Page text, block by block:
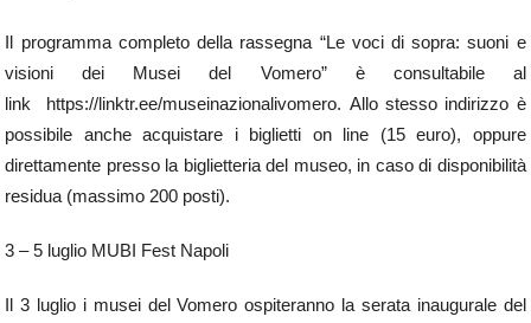
Il programma completo della rassegna “Le voci di sopra: suoni e
visioni dei Musei del Vomero” è consultabile al
link https://linktr.ee/museinazionalivomero. Allo stesso indirizzo è
possibile anche acquistare i biglietti on line (15 euro), oppure
direttamente presso la biglietteria del museo, in caso di disponibilità
residua (massimo 200 posti).
3 – 5 luglio MUBI Fest Napoli
Il 3 luglio i musei del Vomero ospiteranno la serata inaugurale del